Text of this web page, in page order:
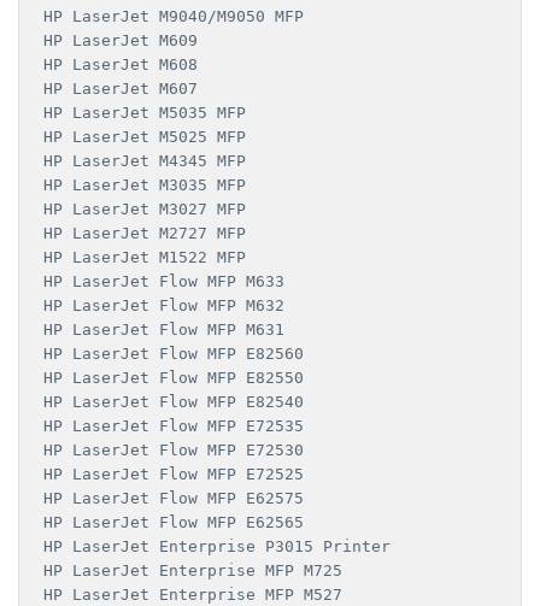
HP LaserJet M9040/M9050 MFP
HP LaserJet M609
HP LaserJet M608
HP LaserJet M607
HP LaserJet M5035 MFP
HP LaserJet M5025 MFP
HP LaserJet M4345 MFP
HP LaserJet M3035 MFP
HP LaserJet M3027 MFP
HP LaserJet M2727 MFP
HP LaserJet M1522 MFP
HP LaserJet Flow MFP M633
HP LaserJet Flow MFP M632
HP LaserJet Flow MFP M631
HP LaserJet Flow MFP E82560
HP LaserJet Flow MFP E82550
HP LaserJet Flow MFP E82540
HP LaserJet Flow MFP E72535
HP LaserJet Flow MFP E72530
HP LaserJet Flow MFP E72525
HP LaserJet Flow MFP E62575
HP LaserJet Flow MFP E62565
HP LaserJet Enterprise P3015 Printer
HP LaserJet Enterprise MFP M725
HP LaserJet Enterprise MFP M527